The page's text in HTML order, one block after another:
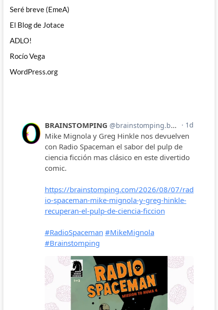
Seré breve (EmeA)
El Blog de Jotace
ADLO!
Rocío Vega
WordPress.org